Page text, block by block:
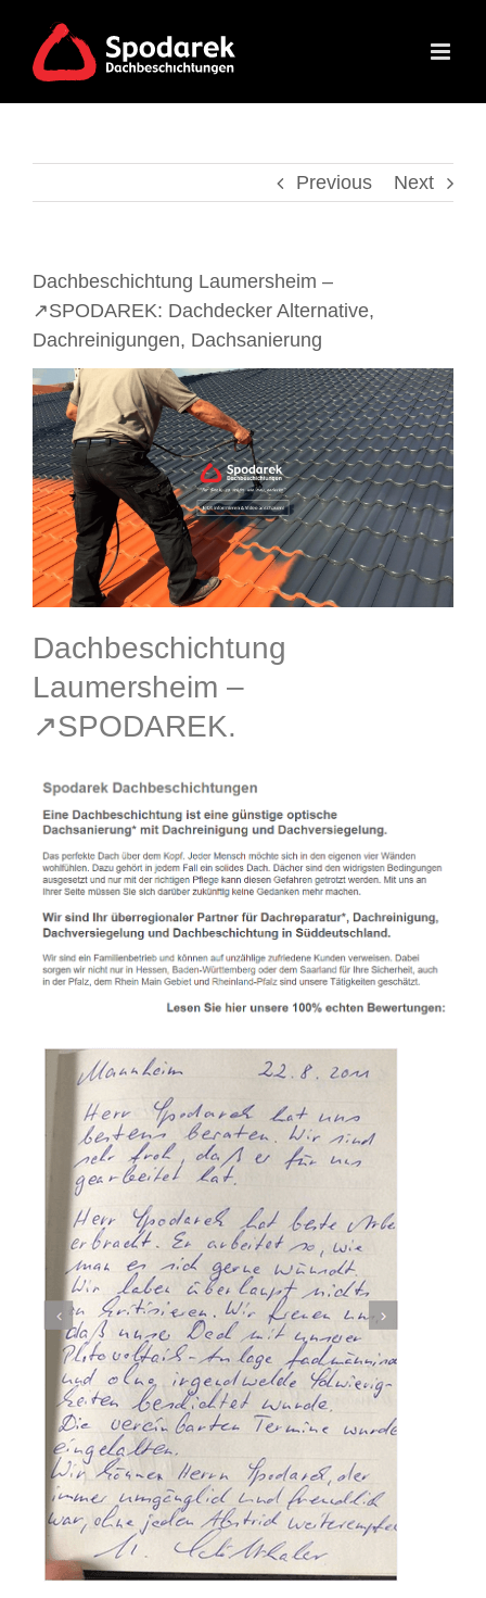
content
Previous Next
Dachbeschichtung Laumersheim –
↗️SPODAREK: Dachdecker Alternative,
Dachreinigungen, Dachsanierung
Dachbeschichtung
Laumersheim –
↗️SPODAREK.